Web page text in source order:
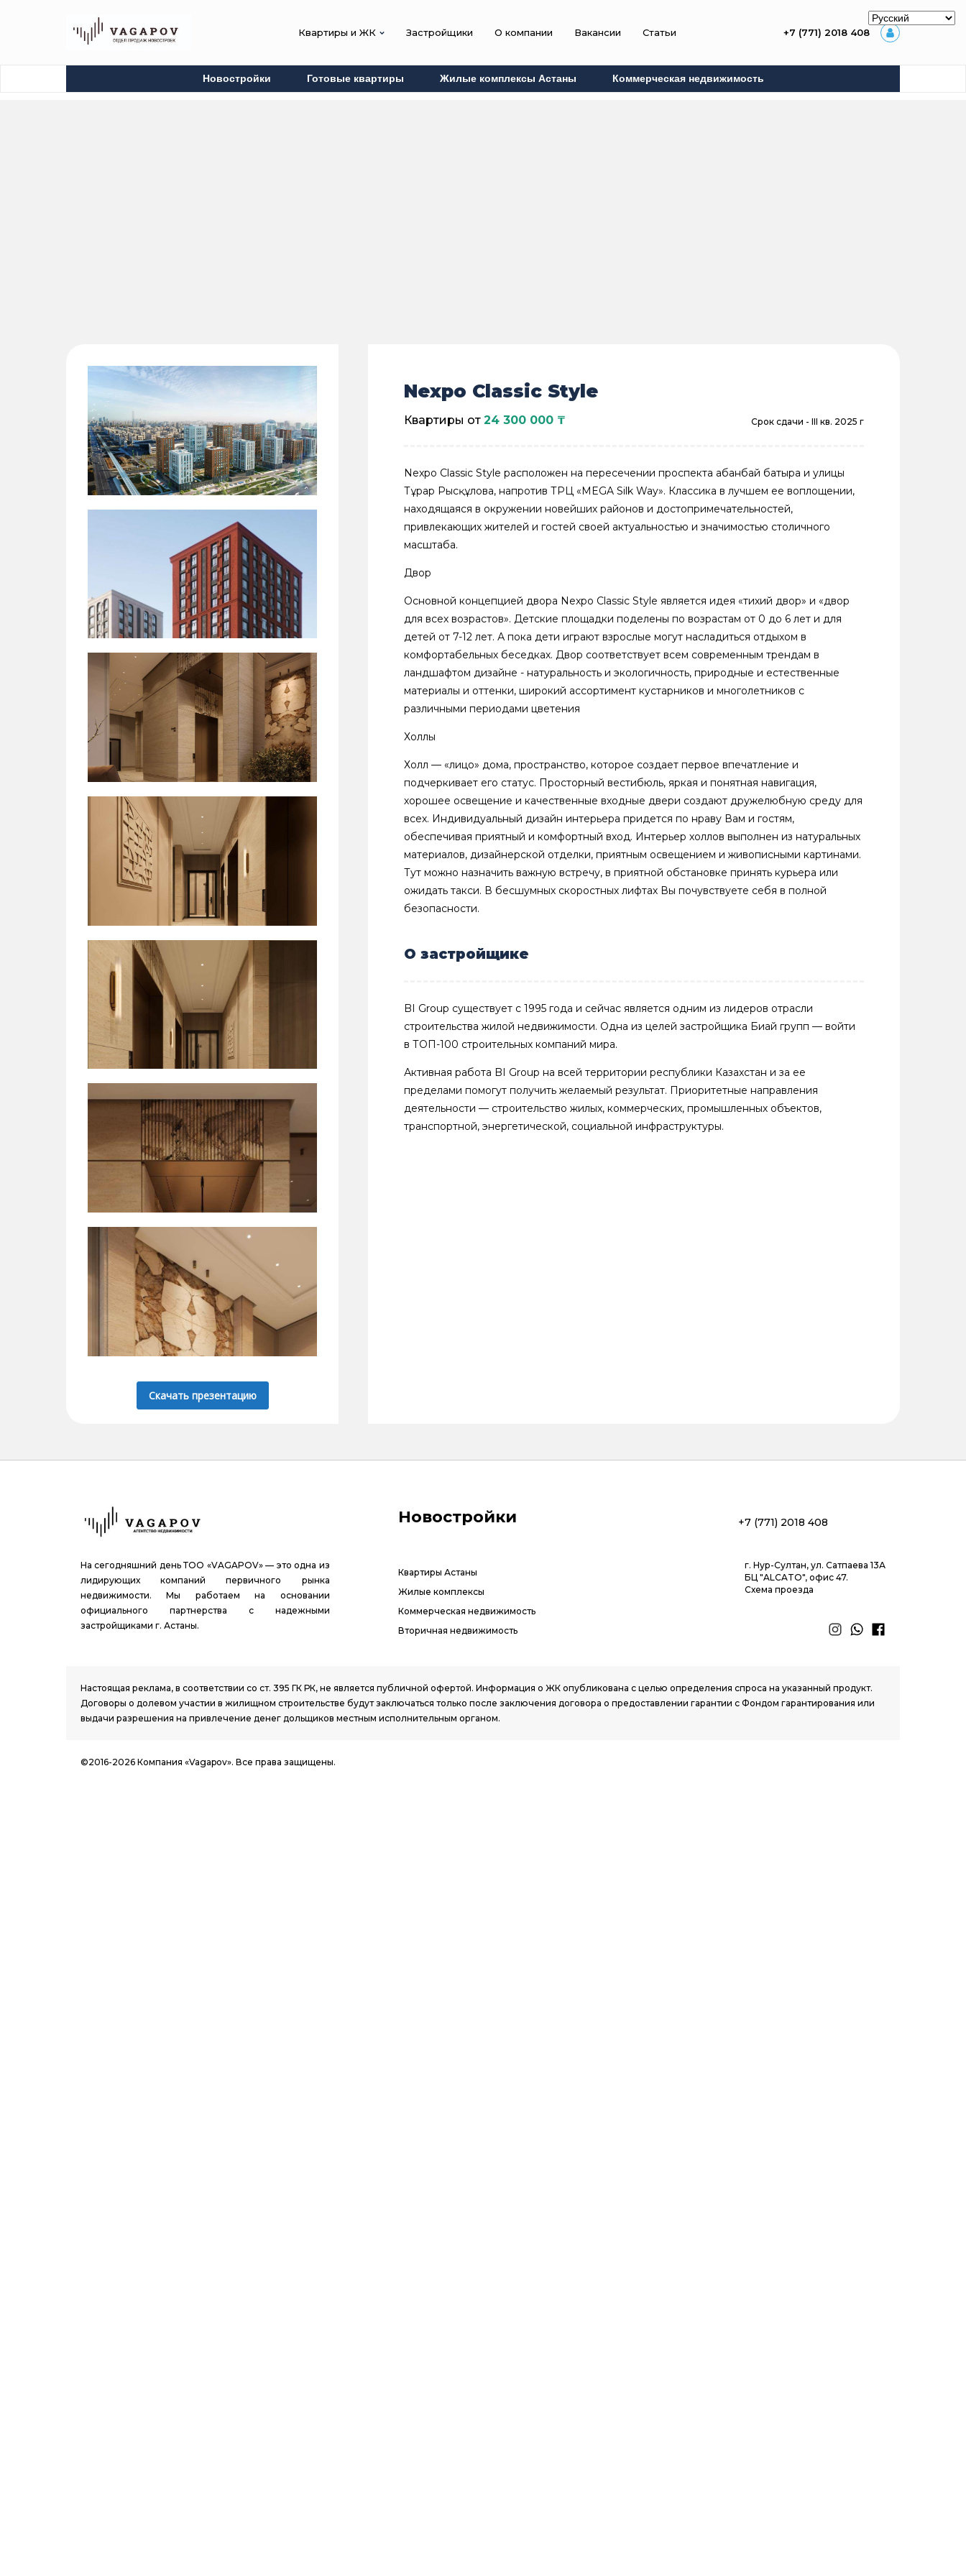
Квартиры и ЖК Застройщики О компании Вакансии Статьи +7 (771) 2018 408
Новостройки Готовые квартиры Жилые комплексы Астаны Коммерческая недвижимость
Скачать презентацию
Nexpo Classic Style
Квартиры от24 300 000 ₸ Срок сдачи - III кв. 2025 г
Nexpo Classic Style расположен на пересечении проспекта Қабанбай батыра и улицы
Тұрар Рысқұлова, напротив ТРЦ «MEGA Silk Way». Классика в лучшем ее воплощении,
находящаяся в окружении новейших районов и достопримечательностей,
привлекающих жителей и гостей своей актуальностью и значимостью столичного
масштаба.
Двор
Основной концепцией двора Nexpo Classic Style является идея «тихий двор» и «двор
для всех возрастов». Детские площадки поделены по возрастам от 0 до 6 лет и для
детей от 7-12 лет. А пока дети играют взрослые могут насладиться отдыхом в
комфортабельных беседках. Двор соответствует всем современным трендам в
ландшафтом дизайне - натуральность и экологичность, природные и естественные
материалы и оттенки, широкий ассортимент кустарников и многолетников с
различными периодами цветения
Холлы
Холл — «лицо» дома, пространство, которое создает первое впечатление и
подчеркивает его статус. Просторный вестибюль, яркая и понятная навигация,
хорошее освещение и качественные входные двери создают дружелюбную среду для
всех. Индивидуальный дизайн интерьера придется по нраву Вам и гостям,
обеспечивая приятный и комфортный вход. Интерьер холлов выполнен из натуральных
материалов, дизайнерской отделки, приятным освещением и живописными картинами.
Тут можно назначить важную встречу, в приятной обстановке принять курьера или
ожидать такси. В бесшумных скоростных лифтах Вы почувствуете себя в полной
безопасности.
О застройщике
BI Group существует с 1995 года и сейчас является одним из лидеров отрасли
строительства жилой недвижимости. Одна из целей застройщика Биай групп — войти
в ТОП-100 строительных компаний мира.
Активная работа BI Group на всей территории республики Казахстан и за ее
пределами помогут получить желаемый результат. Приоритетные направления
деятельности — строительство жилых, коммерческих, промышленных объектов,
транспортной, энергетической, социальной инфраструктуры.
На сегодняшний день ТОО «VAGAPOV» — это одна из
лидирующих компаний первичного рынка
недвижимости. Мы работаем на основании
официального партнерства с надежными
застройщиками г. Астаны.
Новостройки
Квартиры Астаны
Жилые комплексы
Коммерческая недвижимость
Вторичная недвижимость
+7 (771) 2018 408
г. Нур-Султан, ул. Сатпаева 13А
БЦ "ALCATO", офис 47.
Схема проезда
Настоящая реклама, в соответствии со ст. 395 ГК РК, не является публичной офертой. Информация о ЖК опубликована с целью определения спроса на указанный продукт.
Договоры о долевом участии в жилищном строительстве будут заключаться только после заключения договора о предоставлении гарантии с Фондом гарантирования или
выдачи разрешения на привлечение денег дольщиков местным исполнительным органом.
©2016-2026 Компания «Vagapov». Все права защищены.